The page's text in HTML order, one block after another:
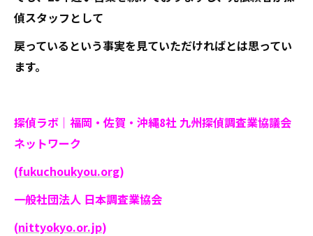
偵スタッフとして
戻っているという事実を見ていただければとは思ってい
ます。
探偵ラボ｜福岡・佐賀・沖縄8社 九州探偵調査業協議会
ネットワーク
(fukuchoukyou.org)
一般社団法人 日本調査業協会
(nittyokyo.or.jp)